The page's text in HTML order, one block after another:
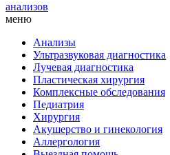
анализов
меню
Анализы
Ультразвуковая диагностика
Лучевая диагностика
Пластическая хирургия
Комплексные обследования
Педиатрия
Хирургия
Акушерство и гинекология
Аллергология